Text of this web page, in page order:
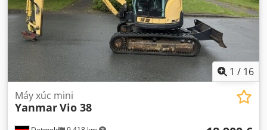
1 / 16
Máy xúc mini
YanmarVio 38